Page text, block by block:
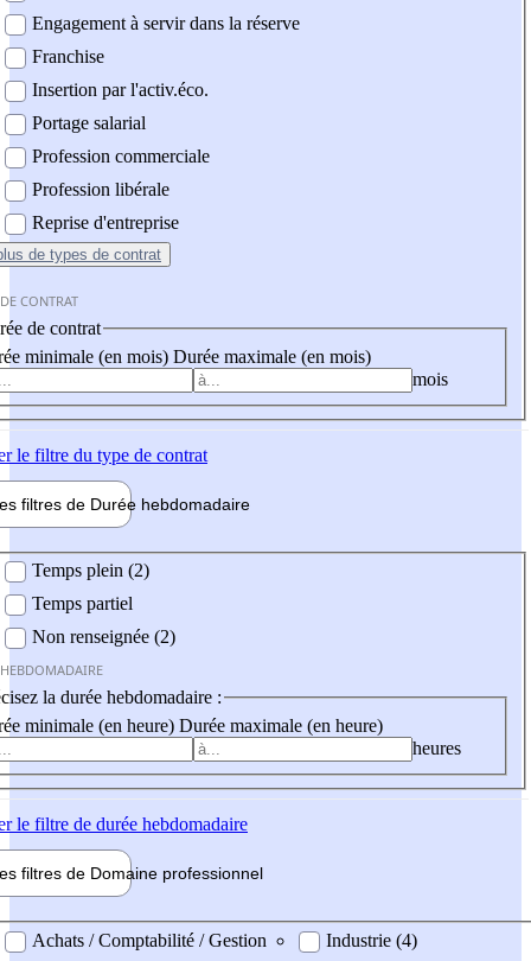
Engagement à servir dans la réserve
Franchise
Insertion par l'activ.éco.
Portage salarial
Profession commerciale
Profession libérale
Reprise d'entreprise
de types de contrat
CONTRAT
de contrat
minimale (en mois) Durée maximale (en mois)
mois
le filtre du type de contrat
filtres de Durée hebdomadaire
Temps plein (2)
Temps partiel
Non renseignée (2)
la durée hebdomadaire :
minimale (en heure) Durée maximale (en heure)
heures
le filtre de durée hebdomadaire
filtres de Domaine professionnel
professionel
Achats / Comptabilité / Gestion
Industrie (4)